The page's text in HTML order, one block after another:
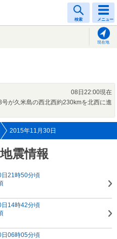
検索 メニュー
現在地
08日22:00現在
が久米島の西北西約230kmを北西に進
2015年11月30日
震情報
21時50分頃
14時42分頃
06時05分頃